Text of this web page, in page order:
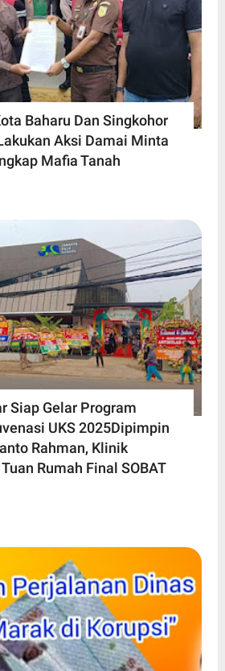
Baharu Dan Singkohor
Aksi Damai Minta
Mafia Tanah
Siap Gelar Program
UKS 2025Dipimpin
Rahman, Klinik
Rumah Final SOBAT